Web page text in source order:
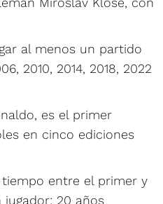
al menos un partido
2010, 2014, 2018, 2022
es el primer
en cinco ediciones
entre el primer y
20 años